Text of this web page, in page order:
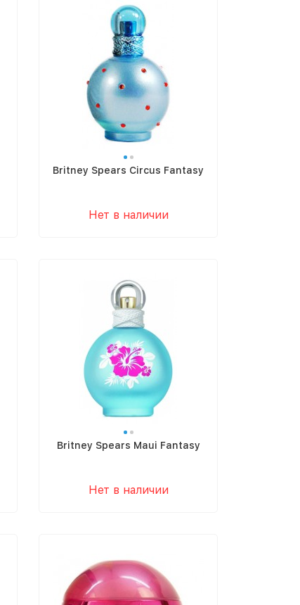
Britney Spears Circus Fantasy
Нет в наличии
Britney Spears Maui Fantasy
Нет в наличии